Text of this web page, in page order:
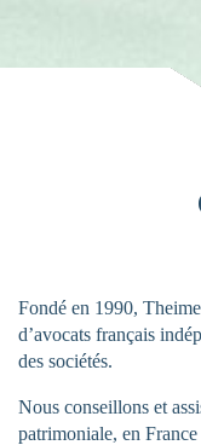
Fondé en 1990,
d’avocats français
des sociétés.
Nous conseillons et
patrimoniale, en